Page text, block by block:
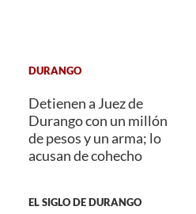
DURANGO
Detienen a Juez de
Durango con un millón
de pesos y un arma; lo
acusan de cohecho
EL SIGLO DE DURANGO